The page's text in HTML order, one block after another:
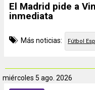
El Madrid pide a
inmediata
Más noticias: Fútbol
miércoles 5 ago. 2026